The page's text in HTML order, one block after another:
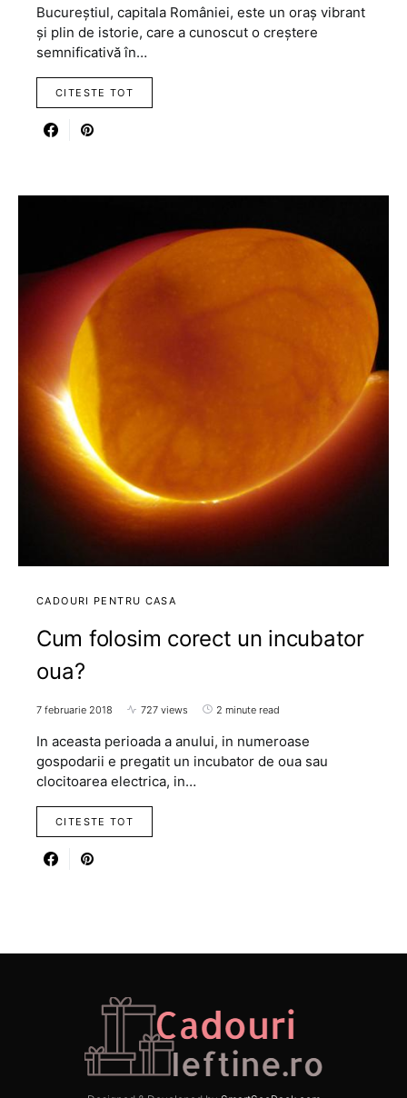
Bucureștiul, capitala României, este un oraș vibrant
și plin de istorie, care a cunoscut o creștere
semnificativă în…
CITESTE TOT
CADOURI PENTRU CASA
Cum folosim corect un incubator
oua?
7 februarie 2018 727 views 2 minute read
In aceasta perioada a anului, in numeroase
gospodarii e pregatit un incubator de oua sau
clocitoarea electrica, in…
CITESTE TOT